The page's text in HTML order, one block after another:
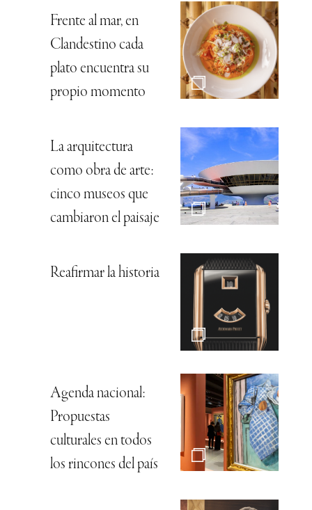
Frente al mar, en
Clandestino cada
plato encuentra su
propio momento
La arquitectura
como obra de arte:
cinco museos que
cambiaron el paisaje
Reafirmar la historia
Agenda nacional:
Propuestas
culturales en todos
los rincones del país